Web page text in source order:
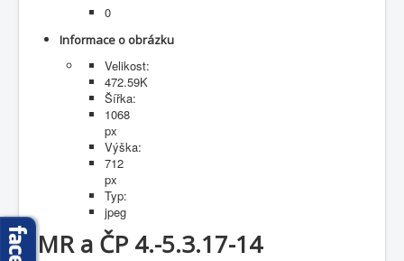
0
Informace o obrázku
Velikost:
472.59K
Šířka:
1068
px
Výška:
712
px
Typ:
jpeg
MR a ČP 4.-5.3.17-14